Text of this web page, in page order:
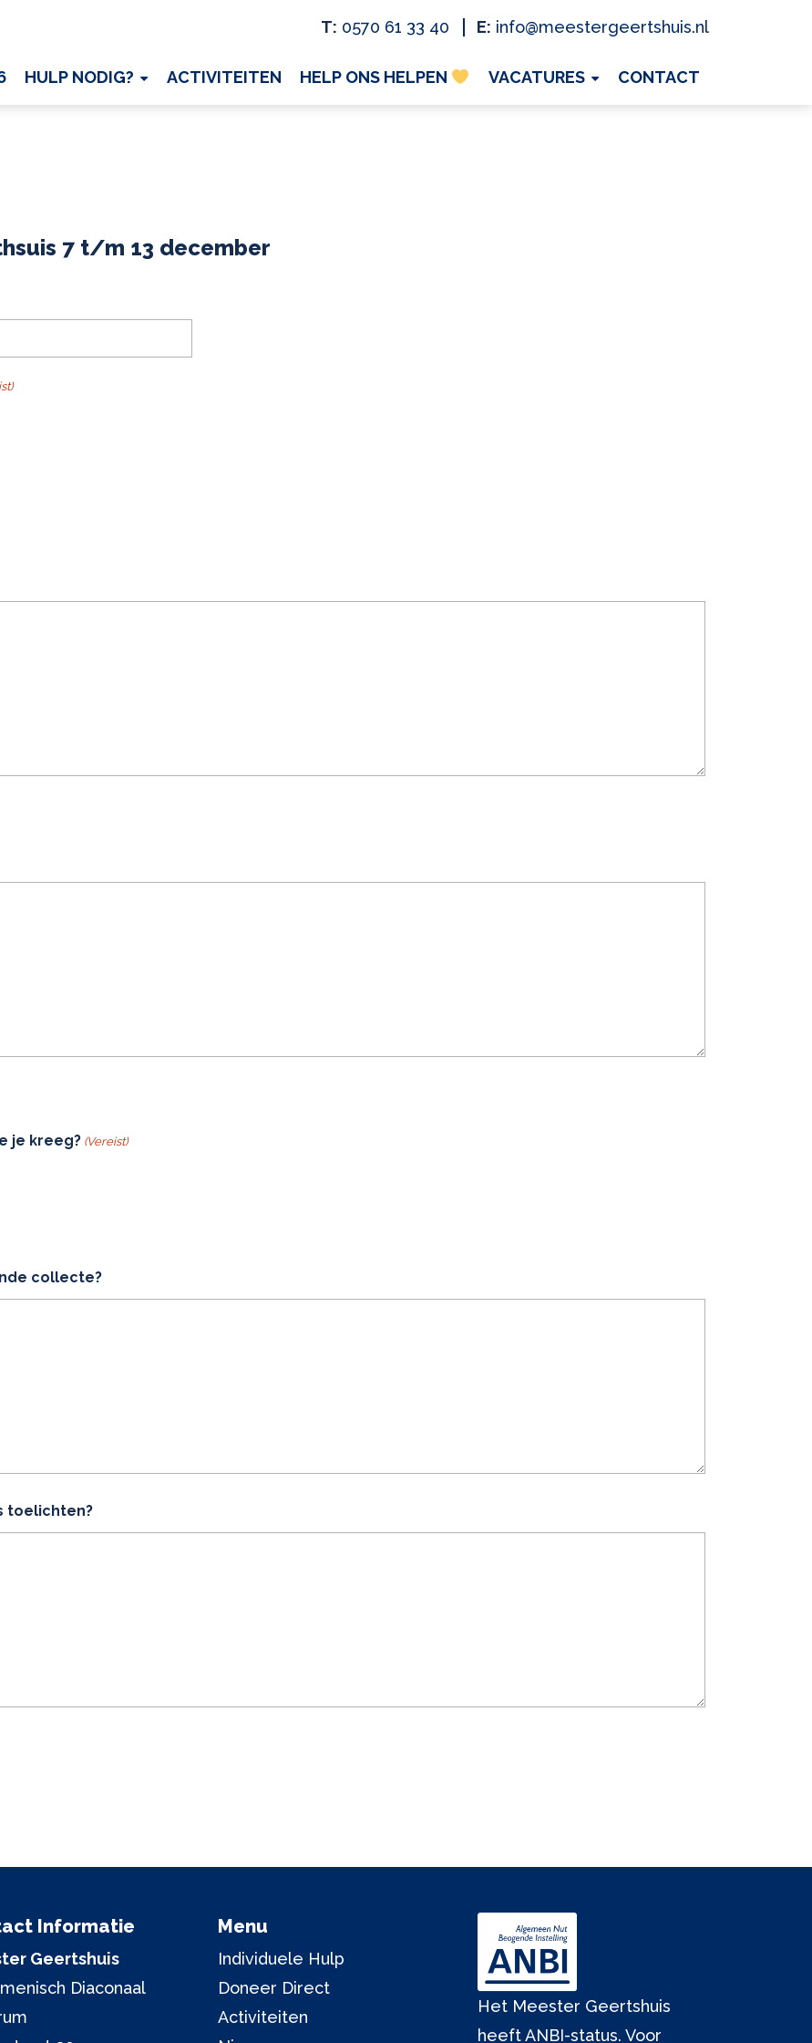
T: 0570 61 33 40 E: info@meestergeertshuis.nl
HULP NODIG? ACTIVITEITEN HELP ONS HELPEN VACATURES CONTACT
7 t/m 13 december
je kreeg? (Vereist)
collecte?
toelichten?
Informatie
Geertshuis
Diaconaal
Menu
Individuele Hulp
Doneer Direct
Activiteiten
Het Meester Geertshuis
heeft ANBI-status. Voor